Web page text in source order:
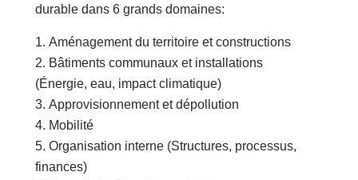
durable dans 6 grands domaines:
Aménagement du territoire et constructions
Bâtiments communaux et installations
(Énergie, eau, impact climatique)
Approvisionnement et dépollution
Mobilité
Organisation interne (Structures, processus,
finances)